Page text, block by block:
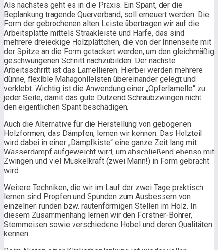
Als nächstes geht es in die Praxis. Ein Spant, der die
Beplankung tragende Querverband, soll erneuert werden. Die
Form der gebrochenen alten Leiste übertragen wir auf die
Arbeitsplatte mittels Straakleiste und Harfe, das sind
mehrere dreieckige Holzplättchen, die von der Innenseite mit
der Spitze an die Form getackert werden, um den gleichmäßig
geschwungenen Schnitt nachzubilden. Der nächste
Arbeitsschritt ist das Lamellieren. Hierbei werden mehrere
dünne, flexible Mahagonileisten übereinander gelegt und
verklebt. Wichtig ist die Anwendung einer „Opferlamelle“ zu
jeder Seite, damit das gute Dutzend Schraubzwingen nicht
den eigentlichen Spant beschädigen.
Auch die Alternative für die Herstellung von gebogenen
Holzformen, das Dämpfen, lernen wir kennen. Das Holzteil
wird dabei in einer „Dämpfkiste“ eine ganze Zeit lang mit
Wasserdampf aufgeweicht wird, um abschließend ebenso mit
Zwingen und viel Muskelkraft (zwei Mann!) in Form gebracht
wird.
Weitere Techniken, die wir im Lauf der zwei Tage praktisch
lernen sind Propfen und Spunden zum Ausbessern von
einzelnen runden bzw. rautenförmigen Stellen im Holz. In
diesem Zusammenhang lernen wir den Forstner-Bohrer,
Stemmeisen sowie verschiedene Hobel und deren Qualitäten
kennen.